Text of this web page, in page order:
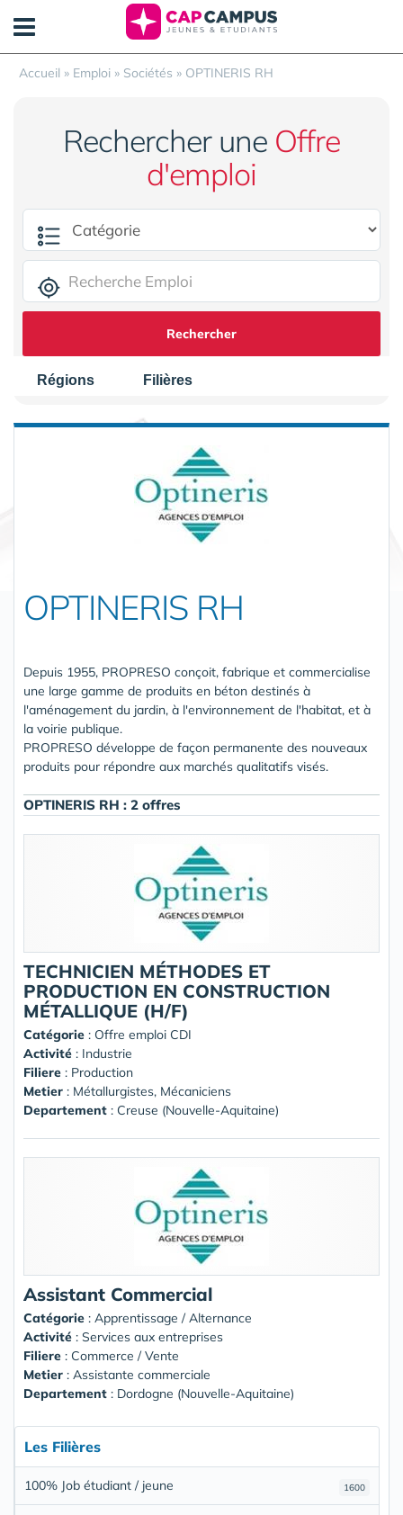
Accueil » Emploi » Sociétés » OPTINERIS RH
Rechercher une Offre
d'emploi
Rechercher
Régions Filières
OPTINERIS RH
Depuis 1955, PROPRESO conçoit, fabrique et commercialise
une large gamme de produits en béton destinés à
l'aménagement du jardin, à l'environnement de l'habitat, et à
la voirie publique.
PROPRESO développe de façon permanente des nouveaux
produits pour répondre aux marchés qualitatifs visés.
OPTINERIS RH : 2 offres
TECHNICIEN MÉTHODES ET
PRODUCTION EN CONSTRUCTION
MÉTALLIQUE (H/F)
Catégorie : Offre emploi CDI
Activité : Industrie
Filiere : Production
Metier : Métallurgistes, Mécaniciens
Departement : Creuse (Nouvelle-Aquitaine)
Assistant Commercial
Catégorie : Apprentissage / Alternance
Activité : Services aux entreprises
Filiere : Commerce / Vente
Metier : Assistante commerciale
Departement : Dordogne (Nouvelle-Aquitaine)
Les Filières
1600
100% Job étudiant / jeune
Panneau de gestion des cookies